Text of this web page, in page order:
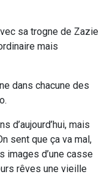
sa trogne de Zazie
mais
dans chacune des
mais
sent que ça va mal,
images d’une casse
rêves une vieille